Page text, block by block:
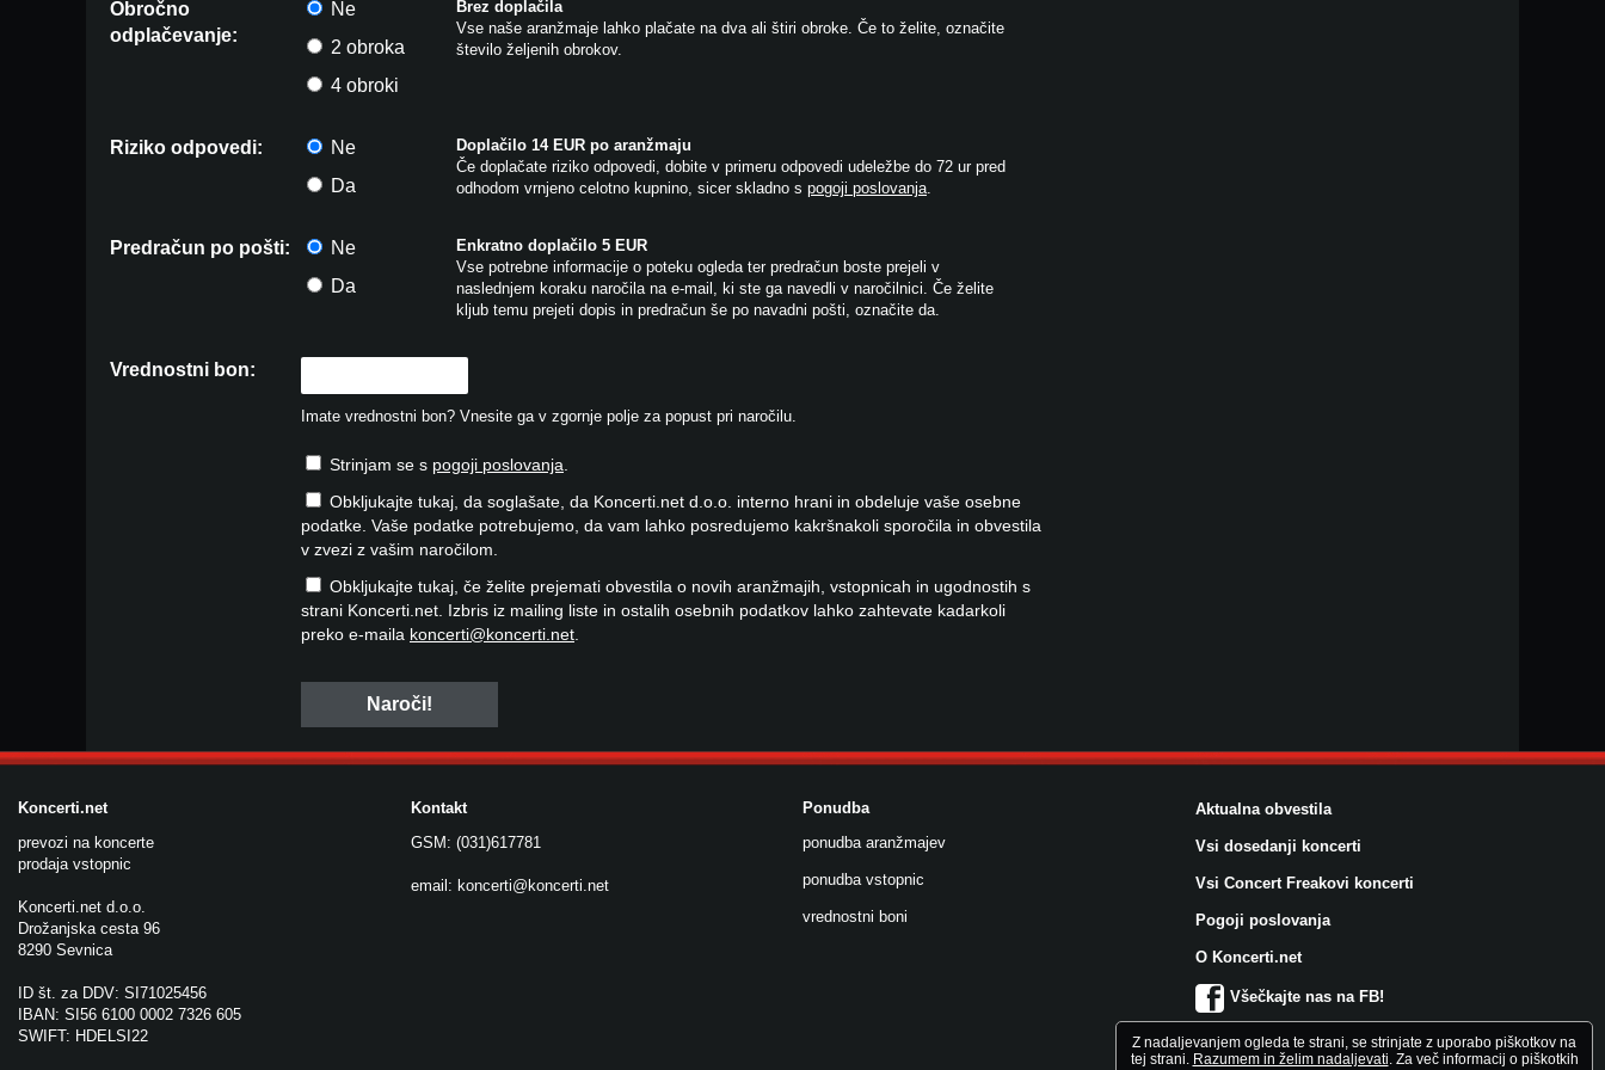
Obročno
odplačevanje:
Ne
2 obroka
4 obroki
Brez doplačila
Vse naše aranžmaje lahko plačate na dva ali štiri obroke. Če to želite, označite
število željenih obrokov.
Riziko odpovedi:
Ne
Da
Doplačilo 14 EUR po aranžmaju
Če doplačate riziko odpovedi, dobite v primeru odpovedi udeležbe do 72 ur pred
odhodom vrnjeno celotno kupnino, sicer skladno s pogoji poslovanja.
Predračun po pošti:
Ne
Da
Enkratno doplačilo 5 EUR
Vse potrebne informacije o poteku ogleda ter predračun boste prejeli v
naslednjem koraku naročila na e-mail, ki ste ga navedli v naročilnici. Če želite
kljub temu prejeti dopis in predračun še po navadni pošti, označite da.
Vrednostni bon:
Imate vrednostni bon? Vnesite ga v zgornje polje za popust pri naročilu.
Strinjam se s pogoji poslovanja
Obkljukajte tukaj, da soglašate, da Koncerti.net d.o.o. interno hrani in obdeluje vaše osebne
podatke. Vaše podatke potrebujemo, da vam lahko posredujemo kakršnakoli sporočila in obvestila
v zvezi z vašim naročilom.
Obkljukajte tukaj, če želite prejemati obvestila o novih aranžmajih, vstopnicah in ugodnostih s
strani Koncerti.net. Izbris iz mailing liste in ostalih osebnih podatkov lahko zahtevate kadarkoli
preko e-maila koncerti@koncerti.net
Koncerti.net
prevozi na koncerte
prodaja vstopnic
Koncerti.net d.o.o.
Drožanjska cesta 96
8290 Sevnica
ID št. za DDV: SI71025456
IBAN: SI56 6100 0002 7326 605
SWIFT: HDELSI22
Kontakt
GSM: (031)617781
email: koncerti@koncerti.net
Ponudba
ponudba aranžmajev
ponudba vstopnic
vrednostni boni
Aktualna obvestila
Vsi dosedanji koncerti
Vsi Concert Freakovi koncerti
Pogoji poslovanja
O Koncerti.net
Všečkajte nas na FB!
Z nadaljevanjem ogleda te strani, se strinjate z uporabo piškotkov na
tej strani. Razumem in želim nadaljevati. Za več informacij o piškotkih